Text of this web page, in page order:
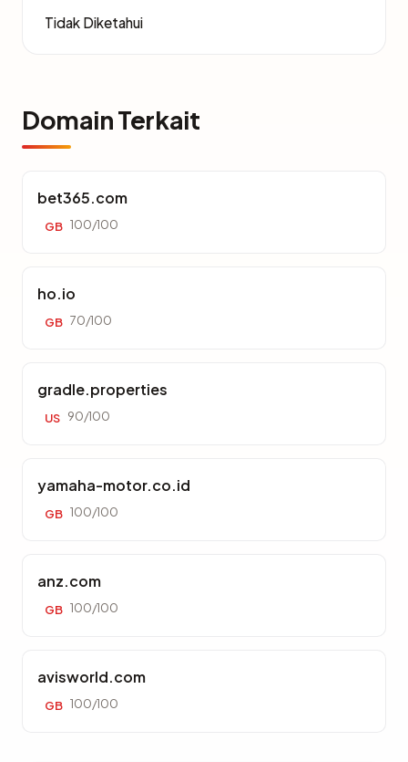
Tidak Diketahui
Domain Terkait
bet365.com
GB 100/100
ho.io
GB 70/100
gradle.properties
US 90/100
yamaha-motor.co.id
GB 100/100
anz.com
GB 100/100
avisworld.com
GB 100/100